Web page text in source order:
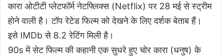
कारा ओटीटी प्लेटफॉर्म नेटफ्लिक्स (Netflix) पर 28 मई से स्ट्रीम
होने वाली है। टॉप रेटेड फिल्म को देखने के लिए दर्शक बेताब हैं।
इसे IMDb से 8.2 रेटिंग मिली है।
90s में सेट फिल्म की कहानी एक सुधरे हुए चोर कारा (धनुष) के